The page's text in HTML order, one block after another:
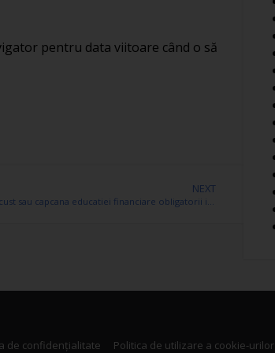
pentru data viitoare când o să
NEXT
Patul lui Procust sau capcana educatiei financiare obligatorii in scoli
de confidențialitate
Politica de utilizare a cookie-urilor